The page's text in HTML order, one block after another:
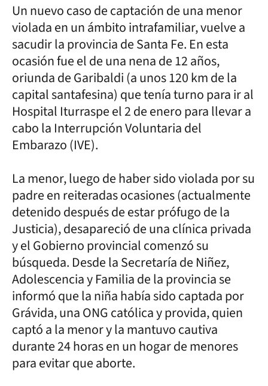
Un nuevo caso de captación de una menor
violada en un ámbito intrafamiliar, vuelve a
sacudir la provincia de Santa Fe. En esta
ocasión fue el de una nena de 12 años,
oriunda de Garibaldi (a unos 120 km de la
capital santafesina) que tenía turno para ir al
Hospital Iturraspe el 2 de enero para llevar a
cabo la Interrupción Voluntaria del
Embarazo (IVE).
La menor, luego de haber sido violada por su
padre en reiteradas ocasiones (actualmente
detenido después de estar prófugo de la
Justicia), desapareció de una clínica privada
y el Gobierno provincial comenzó su
búsqueda. Desde la Secretaría de Niñez,
Adolescencia y Familia de la provincia se
informó que la niña había sido captada por
Grávida, una ONG católica y provida, quien
captó a la menor y la mantuvo cautiva
durante 24 horas en un hogar de menores
para evitar que aborte.